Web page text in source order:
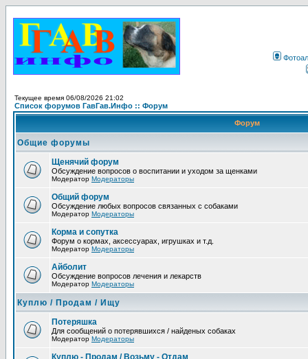
Текущее время 06/08/2026 21:02
Список форумов ГавГав.Инфо :: Форум
Форум
Общие форумы
Щенячий форум
Обсуждение вопросов о воспитании и уходом за щенками
Модератор Модераторы
Общий форум
Обсуждение любых вопросов связанных с собаками
Модератор Модераторы
Корма и сопутка
Форум о кормах, аксессуарах, игрушках и т.д.
Модератор Модераторы
Айболит
Обсуждение вопросов лечения и лекарств
Модератор Модераторы
Куплю / Продам / Ищу
Потеряшка
Для сообщений о потерявшихся / найденых собаках
Модератор Модераторы
Куплю - Продам / Возьму - Отдам